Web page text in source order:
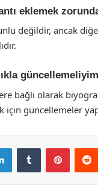
eklemek
değildir, ancak
bağlı olarak
için güncellemeler
LinkedInTumblr Pinterest